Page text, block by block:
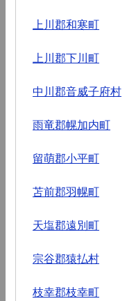
上川郡和寒町
上川郡下川町
中川郡音威子府村
雨竜郡幌加内町
留萌郡小平町
苫前郡羽幌町
天塩郡遠別町
宗谷郡猿払村
枝幸郡枝幸町